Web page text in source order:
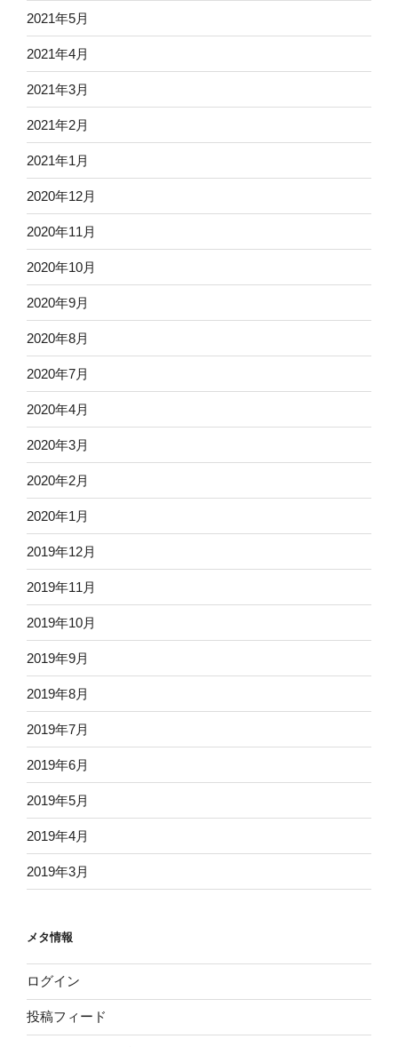
2021年5月
2021年4月
2021年3月
2021年2月
2021年1月
2020年12月
2020年11月
2020年10月
2020年9月
2020年8月
2020年7月
2020年4月
2020年3月
2020年2月
2020年1月
2019年12月
2019年11月
2019年10月
2019年9月
2019年8月
2019年7月
2019年6月
2019年5月
2019年4月
2019年3月
メタ情報
ログイン
投稿フィード